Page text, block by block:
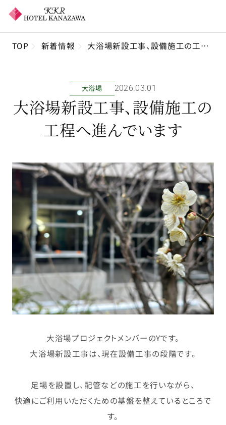
TOP 新着情報 大浴場新設工事、設備施工の工程へ進んでいます
大浴場新設工事、設備施工の
工程へ進んでいます
2026年03月01日
大浴場
大浴場プロジェクトメンバーのYです。
大浴場新設工事は、現在設備工事の段階です。
足場を設置し、配管などの施工を行いながら、
快適にご利用いただくための基盤を整えているところで
す。